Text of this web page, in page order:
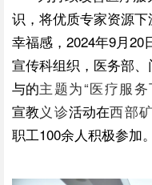
识，将优质专家资源下
幸福感，2024年9月20
宣传科组织，医务部
与的主题为“医疗服
宣教义诊活动在西部
职工100余人积极参加。